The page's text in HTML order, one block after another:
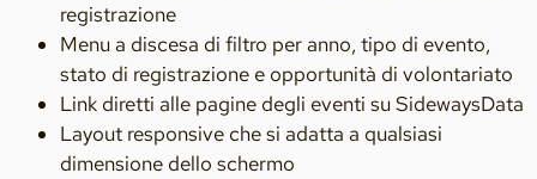
registrazione
Menu a discesa di filtro per anno, tipo di evento,
stato di registrazione e opportunità di volontariato
Link diretti alle pagine degli eventi su SidewaysData
Layout responsive che si adatta a qualsiasi
dimensione dello schermo